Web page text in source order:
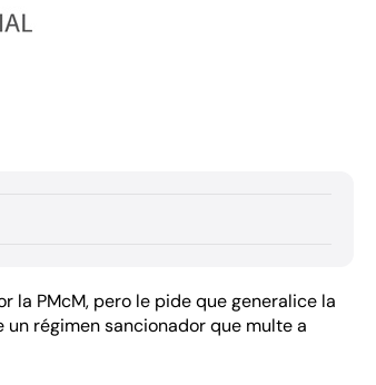
la PMcM, pero le pide que generalice la
régimen sancionador que multe a